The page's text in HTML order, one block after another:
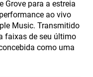
Grove para a estreia
ao vivo
Music. Transmitido
faixas de seu último
como uma